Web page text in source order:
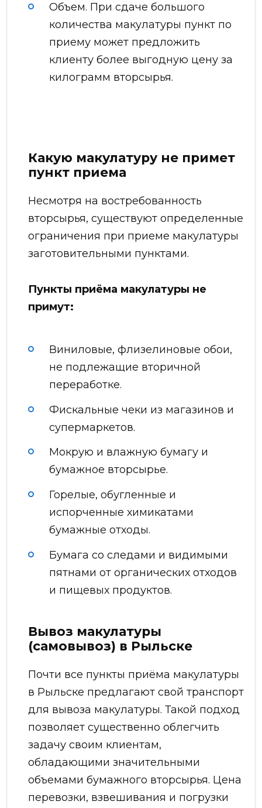
Объем. При сдаче большого
количества макулатуры пункт по
приему может предложить
клиенту более выгодную цену за
килограмм вторсырья.
Какую макулатуру не примет
пункт приема
Несмотря на востребованность
вторсырья, существуют определенные
ограничения при приеме макулатуры
заготовительными пунктами.
Пункты приёма макулатуры не
примут:
Виниловые, флизелиновые обои,
не подлежащие вторичной
переработке.
Фискальные чеки из магазинов и
супермаркетов.
Мокрую и влажную бумагу и
бумажное вторсырье.
Горелые, обугленные и
испорченные химикатами
бумажные отходы.
Бумага со следами и видимыми
пятнами от органических отходов
и пищевых продуктов.
Вывоз макулатуры
(самовывоз) в Рыльске
Почти все пункты приёма макулатуры
в Рыльске предлагают свой транспорт
для вывоза макулатуры. Такой подход
позволяет существенно облегчить
задачу своим клиентам,
обладающими значительными
объемами бумажного вторсырья. Цена
перевозки, взвешивания и погрузки